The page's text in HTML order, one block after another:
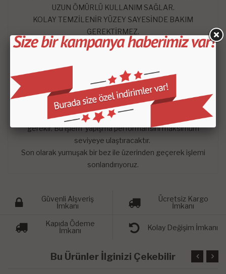
UZUN ÖMÜRLÜ KULLANIM SAĞLAR.
KOLAY TEMZİLENİR YÜZEY SAYESİNDE BAKIM
GEREKTİRMEZ.
YILLARCA KULLANIMDAN SONRA BİLE ŞIKLIĞINI VE
Uygulama yapılmadan parçaların ait oldukları yüzeyi kolonya
ile ( ıslak mendil değil) yada alkol (izopropil alkol) ile silip
kuruması bekliyoruz.
Yapıştıracağımız parçaları ön ve arka yüzeyini ısıtmamız
gerekir. Bu işlem yapışma performansını maksimum
seviyeye ulaştıracaktır.
Son olarak yumuşak bir bez ile üzerinden geçerek işlemi
sonlandırıyoruz.
Güvenli Alşveriş
İmkanı
Ücretsiz Kargo
İmkanı
Kapıda Ödeme
İmkanı
Kolay Değişim İmkanı
Bu Ürünler İlginizi Çekebilir